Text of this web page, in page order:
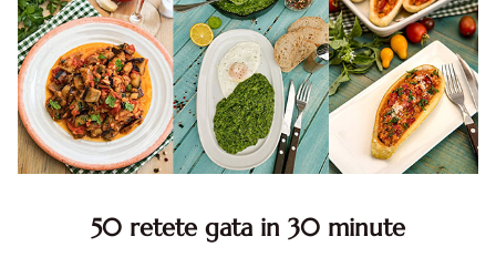
50 retete gata in 30 minute